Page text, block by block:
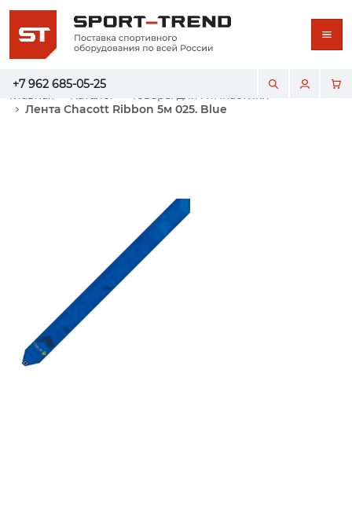
+7 962 685-05-25
Главная Каталог
Товары для гимнастики
Лента Chacott Ribbon 5м 025. Blue